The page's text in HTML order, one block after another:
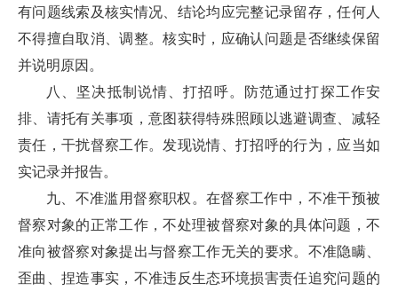
有问题线索及核实情况、结论均应完整记录留存，任何人
不得擅自取消、调整。核实时，应确认问题是否继续保留
并说明原因。
八、坚决抵制说情、打招呼。防范通过打探工作安
排、请托有关事项，意图获得特殊照顾以逃避调查、减轻
责任，干扰督察工作。发现说情、打招呼的行为，应当如
实记录并报告。
九、不准滥用督察职权。在督察工作中，不准干预被
督察对象的正常工作，不处理被督察对象的具体问题，不
准向被督察对象提出与督察工作无关的要求。不准隐瞒、
歪曲、捏造事实，不准违反生态环境损害责任追究问题的